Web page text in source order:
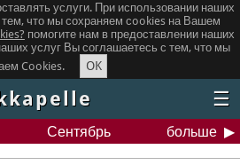
услуги. При использовании наших
что мы сохраняем сookies на Вашем
помогите нам в предоставлении наших
услуг Вы соглашаетесь с тем, что мы
Cookies.
OK
☰
Сентябрь больше